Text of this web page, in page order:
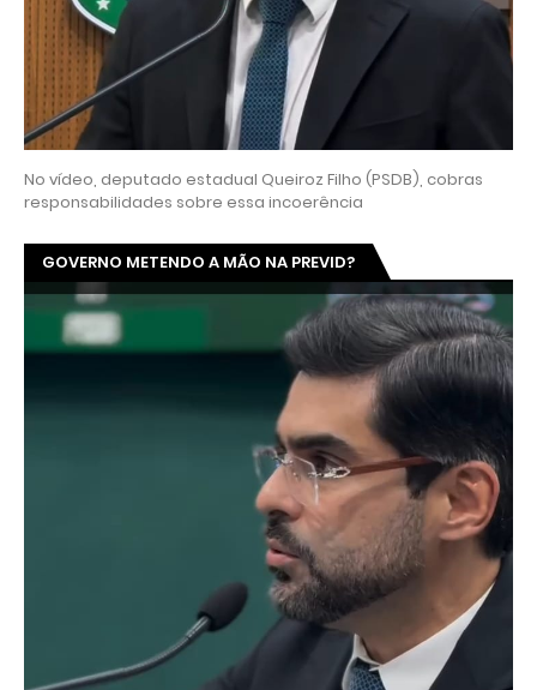
No vídeo, deputado estadual Queiroz Filho (PSDB), cobras
responsabilidades sobre essa incoerência
GOVERNO METENDO A MÃO NA PREVID?